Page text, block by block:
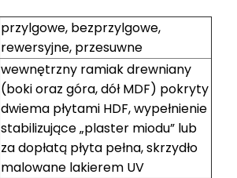
przylgowe, bezprzylgowe,
rewersyjne, przesuwne
wewnętrzny ramiak drewniany
(boki oraz góra, dół MDF) pokryty
dwiema płytami HDF, wypełnienie
stabilizujące „plaster miodu” lub
za dopłatą płyta pełna, skrzydło
malowane lakierem UV